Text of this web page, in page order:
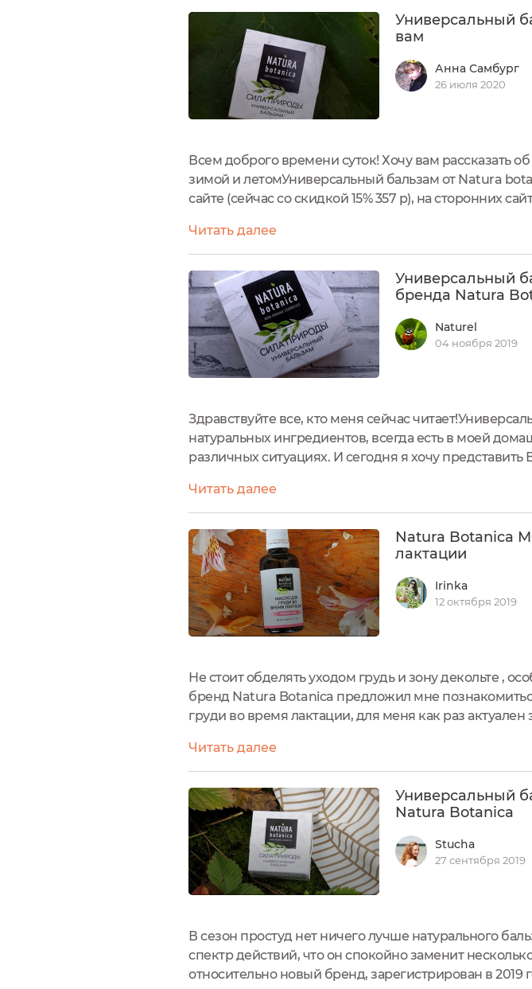
Универсальный
вам
Анна Самбург
26 июля 2020
Всем доброго времени суток! Хочу вам рассказать
зимой и летомУниверсальный бальзам от Natura
сайте (сейчас со скидкой 15% 357 р), на сторонних
срок годности,...
Читать далее
Универсальный
бренда Natura
Naturel
04 ноября 2019
Здравствуйте все, кто меня сейчас
натуральных ингредиентов, всегда есть в моей
различных ситуациях. И сегодня я хочу
BotanicaОформление продукта...
Читать далее
Natura Botanica
лактации
Irinka
12 октября 2019
Не стоит обделять уходом грудь и зону декольте ,
бренд Natura Botanica предложил мне
груди во время лактации, для меня как раз
подготавливает грудь...
Читать далее
Универсальный
Natura Botanica
Stucha
27 сентября 2019
В сезон простуд нет ничего лучше натурального
спектр действий, что он спокойно заменит
относительно новый бренд, зарегистрирован в